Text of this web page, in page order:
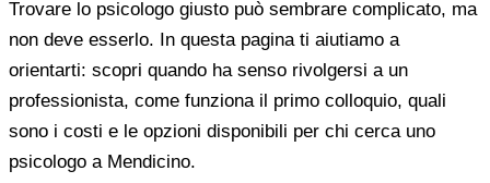
Trovare lo psicologo giusto può sembrare complicato, ma
non deve esserlo. In questa pagina ti aiutiamo a
orientarti: scopri quando ha senso rivolgersi a un
professionista, come funziona il primo colloquio, quali
sono i costi e le opzioni disponibili per chi cerca uno
psicologo a Mendicino.